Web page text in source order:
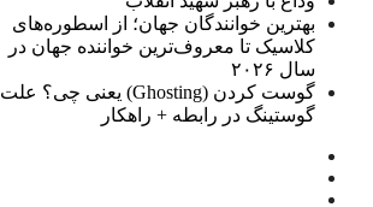
بهترین خوانندگان جهان؛ از اسطوره‌های
کلاسیک تا معروف‌ترین خواننده جهان در
سال ۲۰۲۶
گوست کردن (Ghosting) یعنی چی؟ علت
گوستینگ در رابطه + راهکار